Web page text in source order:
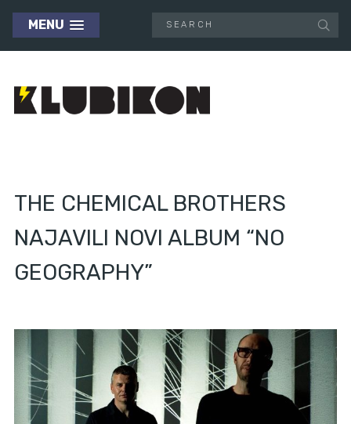
MENU
THE CHEMICAL BROTHERS
NAJAVILI NOVI ALBUM “NO
GEOGRAPHY”